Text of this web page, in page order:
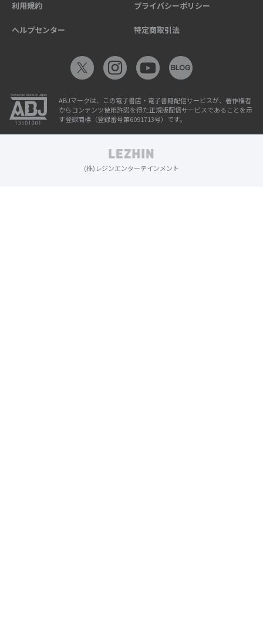
利用規約 プライバシーポリシー
ヘルプセンター 特定商取引法
ABJマークは、この電子書店・電子書籍配信サービスが、著作権者
からコンテンツ使用許諾を得た正規版配信サービスであることを示
す登録商標（登録番号第6091713号）です。
(株)レジンエンターテインメント